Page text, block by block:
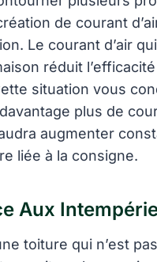
de courant
Le courant d’air
réduit
situation vous
plus de
augmenter
liée à la consigne.
Aux
toiture qui n’est